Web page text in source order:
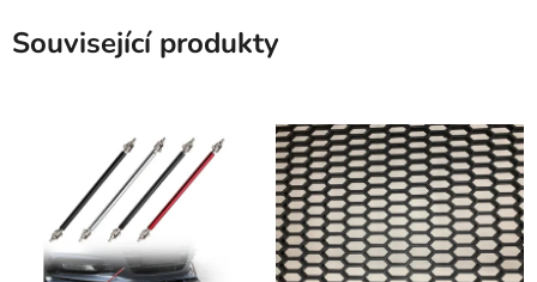
Související produkty